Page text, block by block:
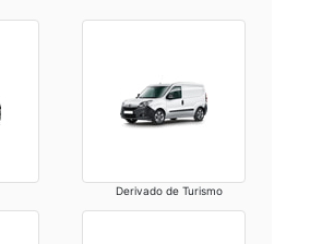
Derivado de Turismo